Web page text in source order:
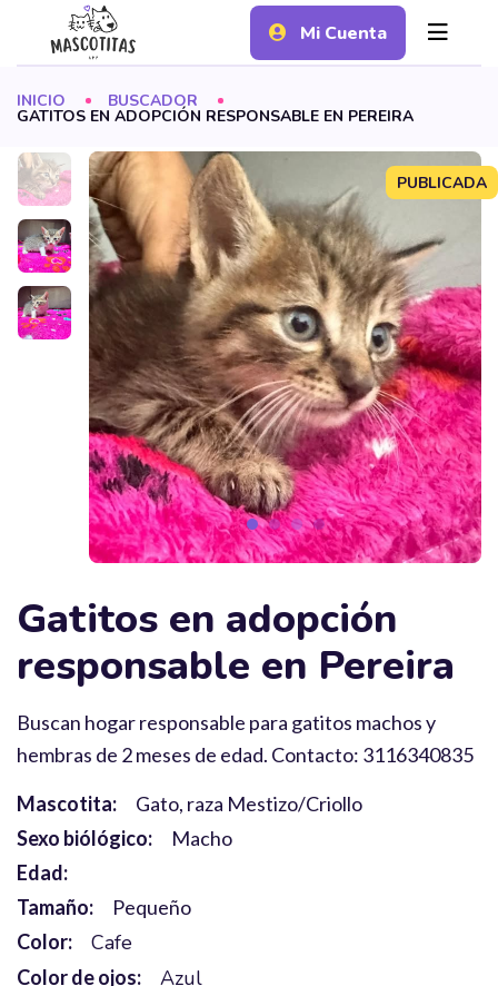
Mi Cuenta
INICIO BUSCADOR
GATITOS EN ADOPCIÓN RESPONSABLE EN PEREIRA
PUBLICADA
Gatitos en adopción
responsable en Pereira
Buscan hogar responsable para gatitos machos y
hembras de 2 meses de edad. Contacto: 3116340835
Mascotita:
Gato, raza Mestizo/Criollo
Sexo biólógico:
Macho
Edad:
Tamaño:
Pequeño
Color:
Cafe
Color de ojos: Azul